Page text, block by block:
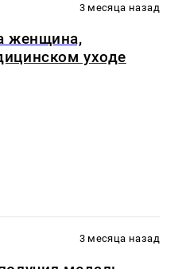
3 месяца назад
женщина,
уходе
3 месяца назад